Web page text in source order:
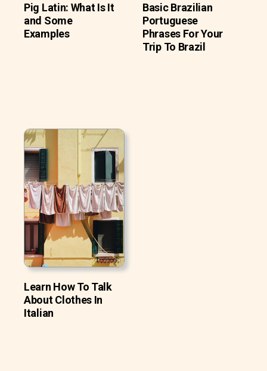
Pig Latin: What Is It
and Some
Examples
Basic Brazilian
Portuguese
Phrases For Your
Trip To Brazil
Learn How To Talk
About Clothes In
Italian